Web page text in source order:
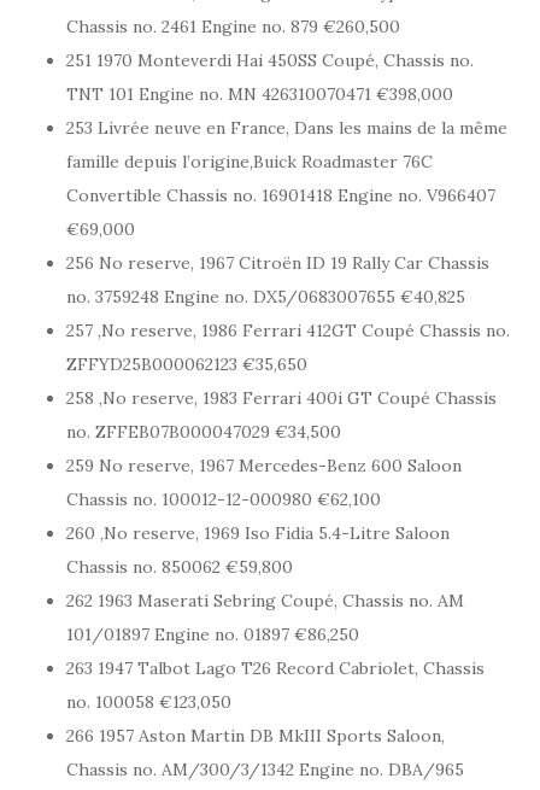
Chassis no. 2461 Engine no. 879 €260,500
251 1970 Monteverdi Hai 450SS Coupé, Chassis no.
TNT 101 Engine no. MN 426310070471 €398,000
253 Livrée neuve en France, Dans les mains de la même
famille depuis l’origine,Buick Roadmaster 76C
Convertible Chassis no. 16901418 Engine no. V966407
€69,000
256 No reserve, 1967 Citroën ID 19 Rally Car Chassis
no. 3759248 Engine no. DX5/0683007655 €40,825
257 ,No reserve, 1986 Ferrari 412GT Coupé Chassis no.
ZFFYD25B000062123 €35,650
258 ,No reserve, 1983 Ferrari 400i GT Coupé Chassis
no. ZFFEB07B000047029 €34,500
259 No reserve, 1967 Mercedes-Benz 600 Saloon
Chassis no. 100012-12-000980 €62,100
260 ,No reserve, 1969 Iso Fidia 5.4-Litre Saloon
Chassis no. 850062 €59,800
262 1963 Maserati Sebring Coupé, Chassis no. AM
101/01897 Engine no. 01897 €86,250
263 1947 Talbot Lago T26 Record Cabriolet, Chassis
no. 100058 €123,050
266 1957 Aston Martin DB MkIII Sports Saloon,
Chassis no. AM/300/3/1342 Engine no. DBA/965